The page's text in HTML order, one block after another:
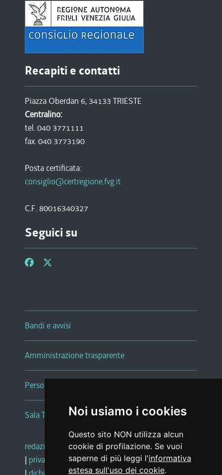
Noi usiamo i cookies
Questo sito NON utilizza alcun
cookie di profilazione. Se vuoi
saperne di più leggi l'informativa
estesa sull'uso dei cookie.
Recapiti e contatti
Piazza Oberdan 6, 34133 TRIESTE
Centralino:
tel. 040 3771111
fax. 040 3773190
Posta certificata:
consiglio@certregione.fvg.it
C.F. 80016340327
Seguici su
Bandi e avvisi
Amministrazione trasparente
Persone e Uffici
Sala Tiziano Tessitori
redazione web |note legali |glossario
| privacy
social media policy